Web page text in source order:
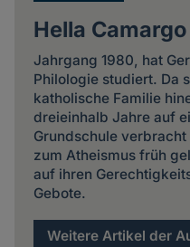
Hella Camargo
Jahrgang 1980, hat
Philologie studiert. Da
katholische Familie
dreieinhalb Jahre auf
Grundschule
zum Atheismus früh
auf ihren
Gebote.
Weitere Artikel der